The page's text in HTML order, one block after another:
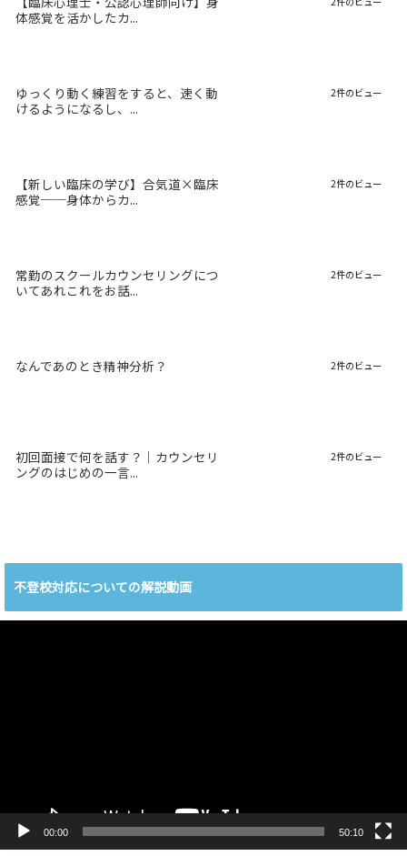
体感覚を活かしたカ...
ゆっくり動く練習をすると、速く動
けるようになるし、...
2件のビュー
【新しい臨床の学び】合気道×臨床
感覚──身体からカ...
2件のビュー
常勤のスクールカウンセリングにつ
いてあれこれをお話...
2件のビュー
なんであのとき精神分析？ 2件のビュー
初回面接で何を話す？｜カウンセリ
ングのはじめの一言...
2件のビュー
不登校対応についての解説動画
00:00 50:10